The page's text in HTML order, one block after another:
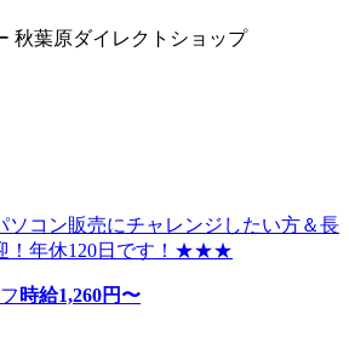
秋葉原ダイレクトショップ
コン販売にチャレンジしたい方＆長
！年休120日です！★★★
時給1,260円〜